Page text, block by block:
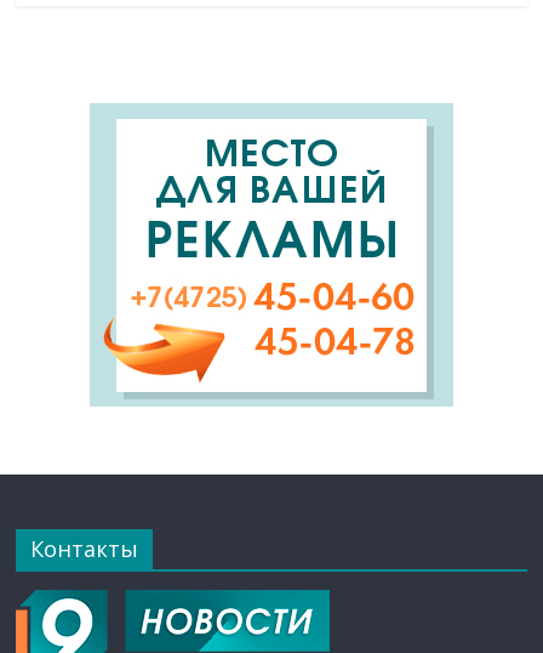
Контакты